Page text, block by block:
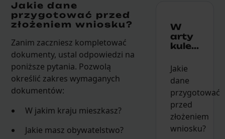
Jakie dane
przygotować przed
złożeniem wniosku?
Zanim zaczniesz kompletować
dokumenty, ustal odpowiedzi na
poniższe pytania. Pozwolą
określić zakres wymaganych
dokumentów:
W jakim kraju mieszkasz?
Jakie masz obywatelstwo?
W
arty
kule...
Jakie
dane
przygotować
przed
złożeniem
wniosku?